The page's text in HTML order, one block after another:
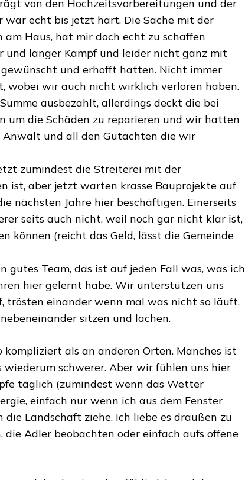
von den Hochzeitsvorbereitungen und der
war echt bis jetzt hart. Die Sache mit der
am Haus, hat mir doch echt zu schaffen
und langer Kampf und leider nicht ganz mit
und erhofft hatten. Nicht immer
wobei wir auch nicht wirklich verloren haben.
ausbezahlt, allerdings deckt die bei
um die Schäden zu reparieren und wir hatten
Anwalt und all den Gutachten die wir
zumindest die Streiterei mit der
ist, aber jetzt warten krasse Bauprojekte auf
nächsten Jahre hier beschäftigen. Einerseits
seits auch nicht, weil noch gar nicht klar ist,
können (reicht das Geld, lässt die Gemeinde
gutes Team, das ist auf jeden Fall was, was ich
hier gelernt habe. Wir unterstützen uns
trösten einander wenn mal was nicht so läuft,
sitzen und lachen.
kompliziert als an anderen Orten. Manches ist
wiederum schwerer. Aber wir fühlen uns hier
täglich (zumindest wenn das Wetter
einfach nur wenn ich aus dem Fenster
die Landschaft ziehe. Ich liebe es draußen zu
die Adler beobachten oder einfach aufs offene